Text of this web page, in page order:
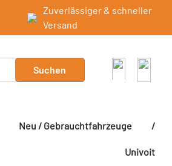
Zuverlässiger & schneller
Versand
Suchen
Neu / Gebrauchtfahrzeuge /
Univoit